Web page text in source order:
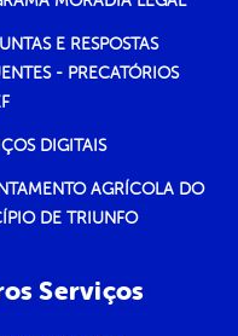
E RESPOSTAS
- PRECATÓRIOS
DIGITAIS
AGRÍCOLA DO
DE TRIUNFO
Serviços